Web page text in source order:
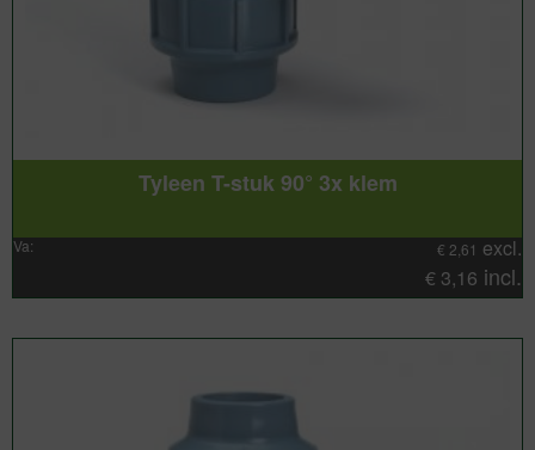
Tyleen T-stuk 90° 3x klem
Va: € 2,61 excl.
€ 3,16 incl.